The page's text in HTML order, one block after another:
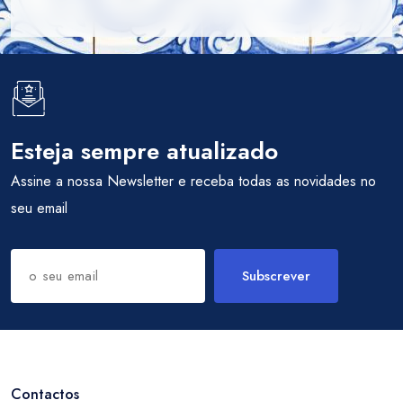
Esteja sempre atualizado
Assine a nossa Newsletter e receba todas as novidades no
seu email
Subscrever
Contactos